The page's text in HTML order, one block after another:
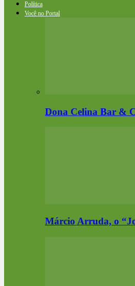
Política
Você no Portal
Dona Celina Bar &
Márcio Arruda, o